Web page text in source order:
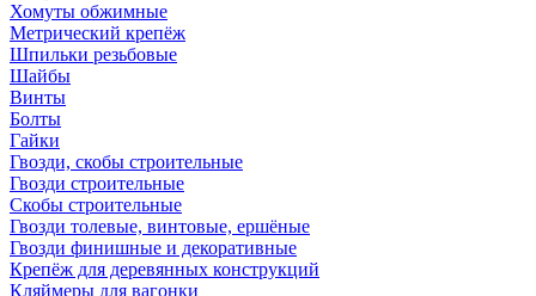
Хомуты обжимные
Метрический крепёж
Шпильки резьбовые
Шайбы
Винты
Болты
Гайки
Гвозди, скобы строительные
Гвозди строительные
Скобы строительные
Гвозди толевые, винтовые, ершёные
Гвозди финишные и декоративные
Крепёж для деревянных конструкций
Кляймеры для вагонки